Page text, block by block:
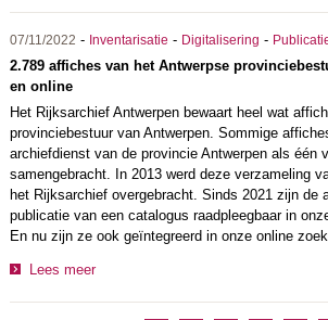
07/11/2022 - Inventarisatie - Digitalisering -
2.789 affiches van het Antwerpse
en online
Het Rijksarchief Antwerpen bewaart heel wat
provinciebestuur van Antwerpen. Sommige
archiefdienst van de provincie Antwerpen als één
samengebracht. In 2013 werd deze verzameling
het Rijksarchief overgebracht. Sinds 2021 zijn de
publicatie van een catalogus raadpleegbaar in
En nu zijn ze ook geïntegreerd in onze online
Lees meer